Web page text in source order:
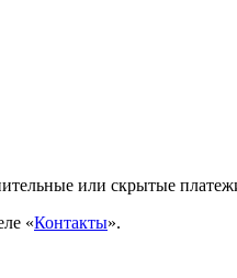
или скрытые
«Контакты».